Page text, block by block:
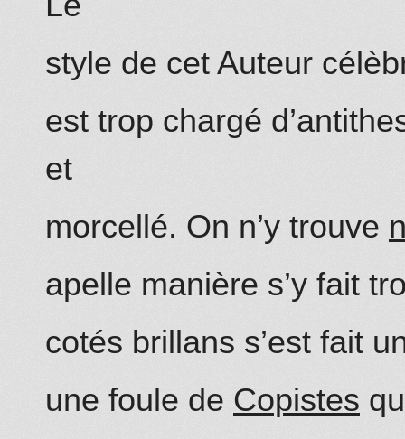
style de cet Auteur
est trop chargé
et
morcellé. On n’y trouve
apelle manière s’y fait
cotés brillans s’est fait
une foule de Copistes